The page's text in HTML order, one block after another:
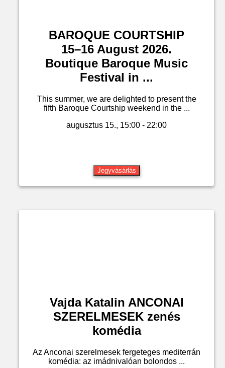
BAROQUE COURTSHIP
15–16 August 2026.
Boutique Baroque Music
Festival in ...
This summer, we are delighted to present the
fifth Baroque Courtship weekend in the ...
augusztus 15., 15:00 - 22:00
Jegyvásárlás
Vajda Katalin ANCONAI
SZERELMESEK zenés
komédia
Az Anconai szerelmesek fergeteges mediterrán
komédia: az imádnivalóan bolondos ...